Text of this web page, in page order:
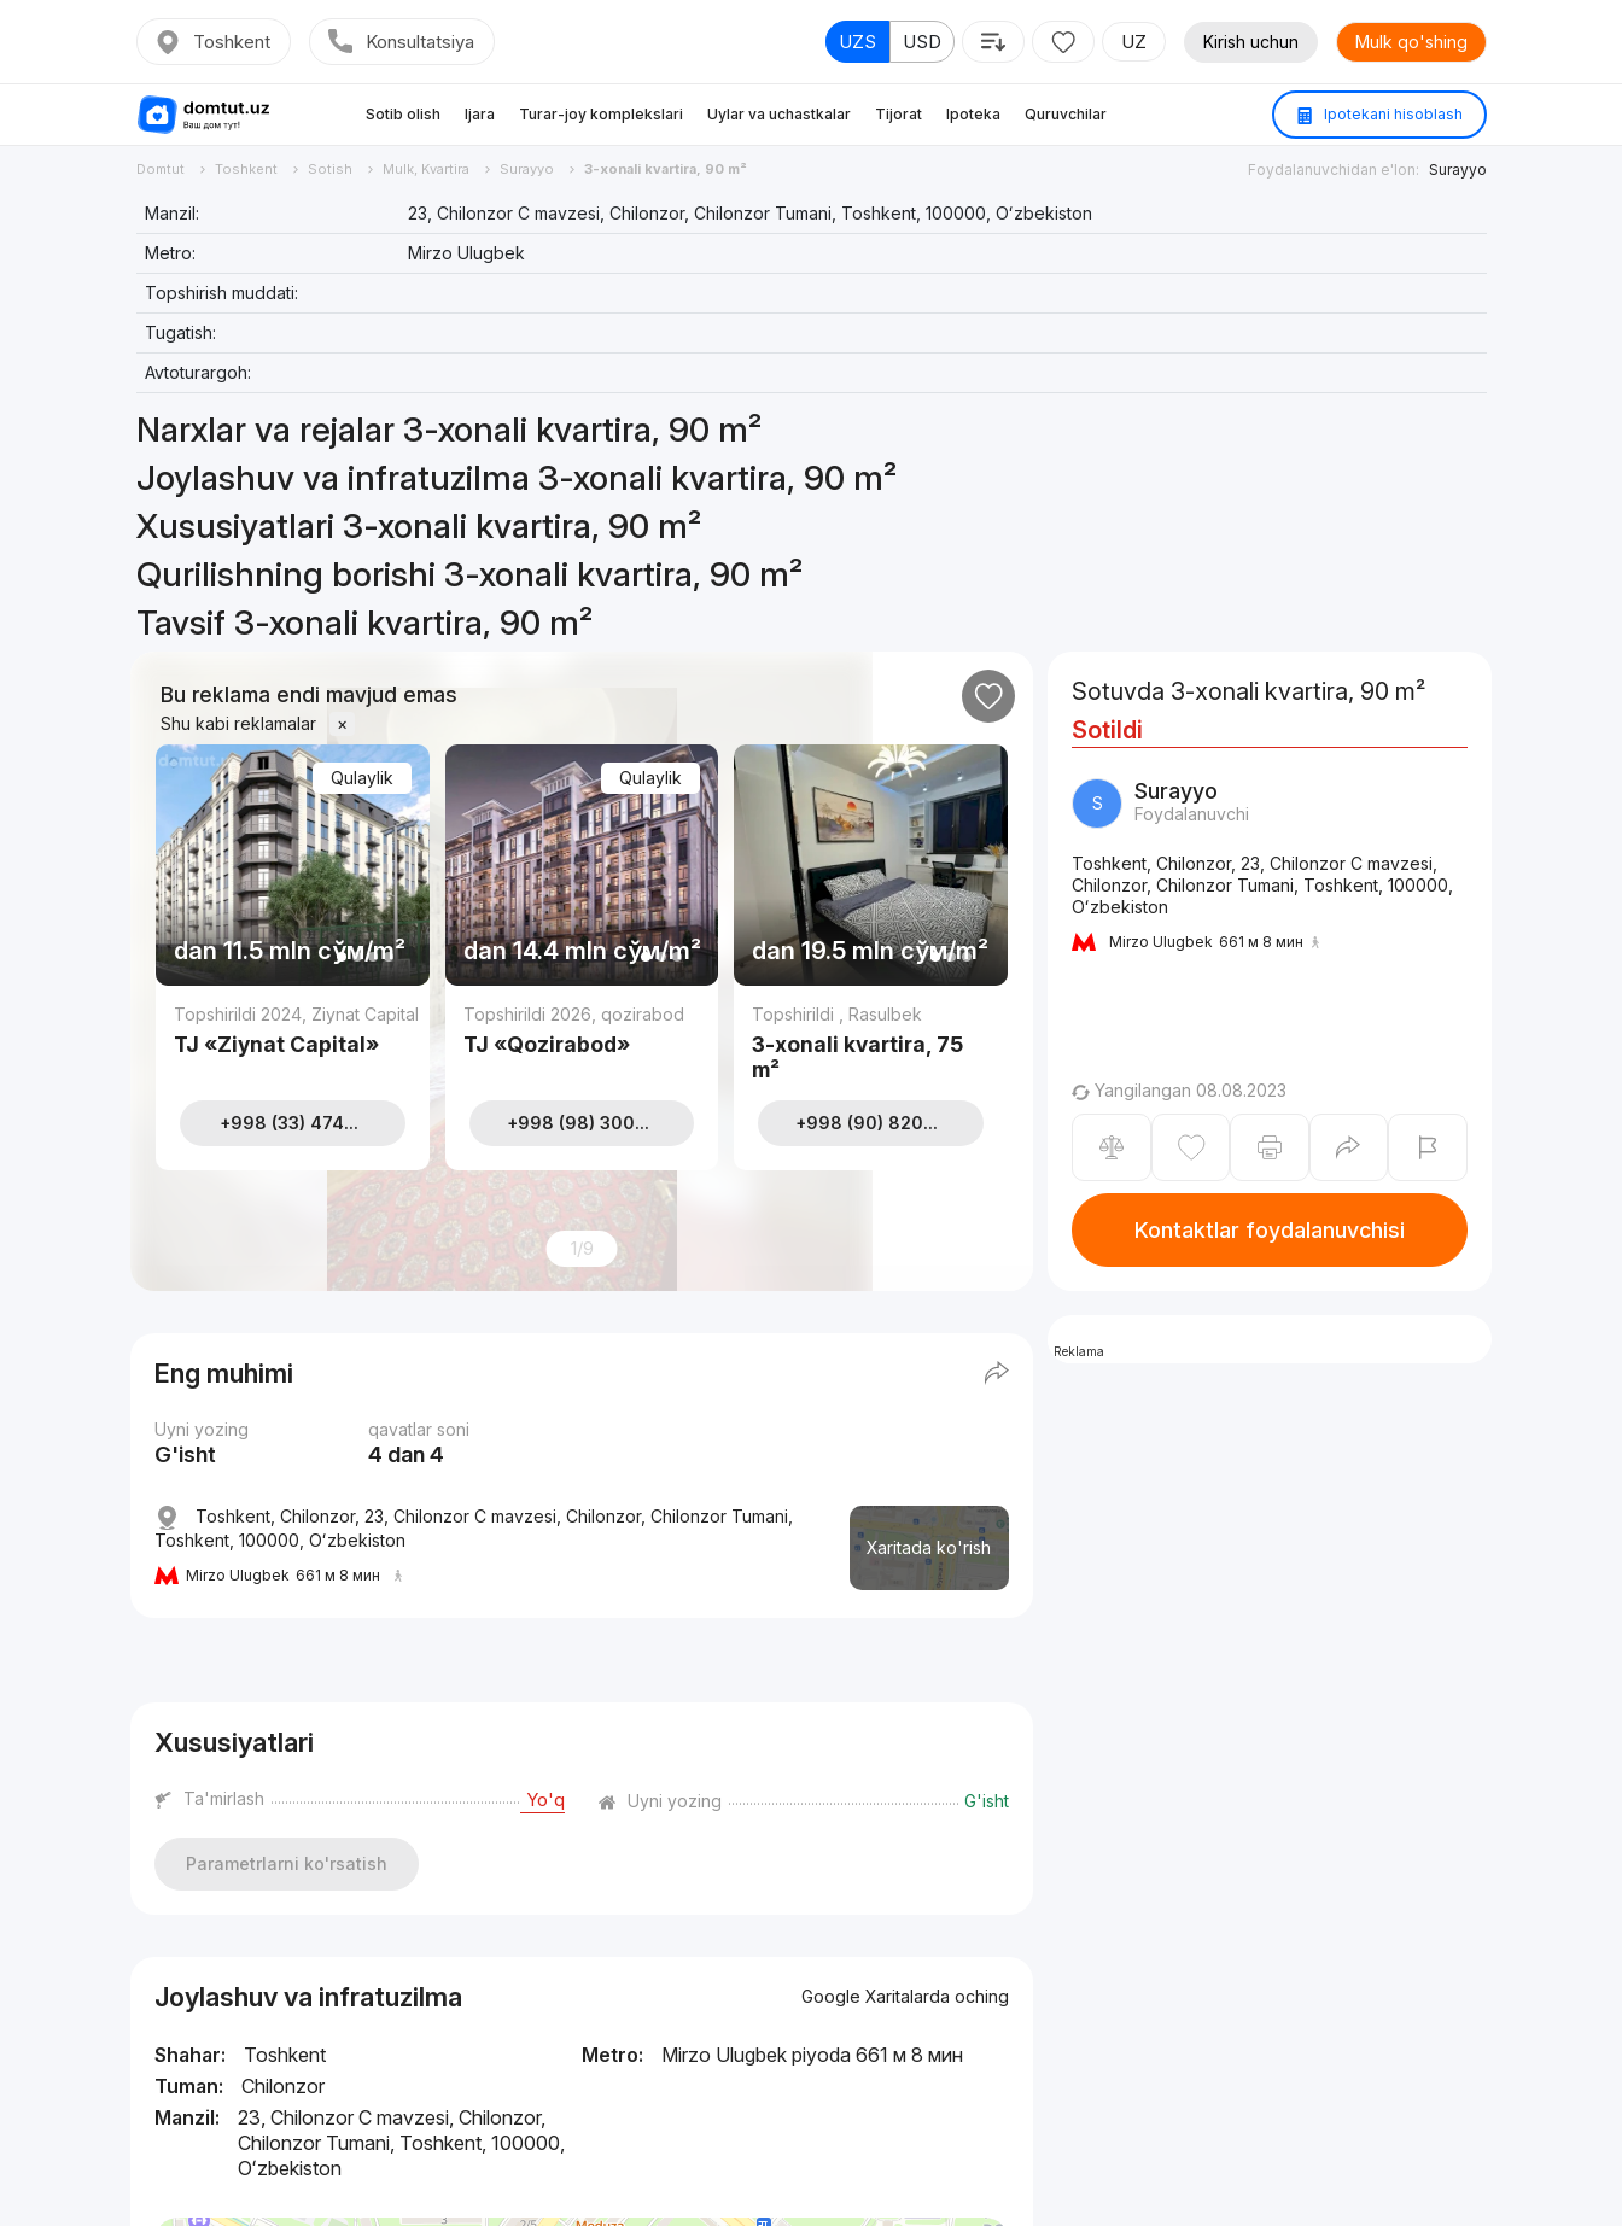
Toshkent Konsultatsiya UZS USD UZ Kirish uchun Mulk qo'shing
Sotib olish Ijara Turar-joy komplekslari Uylar va uchastkalar Tijorat Ipoteka Quruvchilar Ipotekani hisoblash
Domtut Toshkent Sotish Mulk, Kvartira Surayyo 3-xonali kvartira, 90 m² Foydalanuvchidan e'lon: Surayyo
Manzil:
23, Chilonzor C mavzesi, Chilonzor, Chilonzor Tumani, Toshkent, 100000, Oʻzbekiston
Metro:
Mirzo Ulugbek
Topshirish muddati:
Tugatish:
Avtoturargoh:
Narxlar va rejalar 3-xonali kvartira, 90 m²
Joylashuv va infratuzilma 3-xonali kvartira, 90 m²
Xususiyatlari 3-xonali kvartira, 90 m²
Qurilishning borishi 3-xonali kvartira, 90 m²
Tavsif 3-xonali kvartira, 90 m²
Bu reklama endi mavjud emas
Shu kabi reklamalar ×
Qulaylik
dan11.5 mln сўм/m²
Topshirildi 2024 Ziynat Capital
TJ «Ziynat Capital»
+998 (33) 474...
Qulaylik
dan14.4 mln сўм/m²
Topshirildi 2026 qozirabod
TJ «Qozirabod»
+998 (98) 300...
dan19.5 mln сўм/m²
Topshirildi Rasulbek
3-xonali kvartira, 75
m²
+998 (90) 820...
1/9
Eng muhimi
Uyni yozing
G'isht
qavatlar soni
4 dan 4
Xaritada ko'rish
Toshkent, Chilonzor, 23, Chilonzor C mavzesi, Chilonzor, Chilonzor Tumani,
Toshkent, 100000, Oʻzbekiston
Mirzo Ulugbek 661 м 8 мин
Xususiyatlari
Ta'mirlash Yo'q Uyni yozing G'isht
Parametrlarni ko'rsatish
Joylashuv va infratuzilma Google Xaritalarda oching
Shahar:
Toshkent
Tuman:
Chilonzor
Manzil:
23, Chilonzor C mavzesi, Chilonzor,
Chilonzor Tumani, Toshkent, 100000,
Oʻzbekiston
Metro: Mirzo Ulugbek piyoda 661 м 8 мин
Sotuvda 3-xonali kvartira, 90 m²
Sotildi
S Surayyo
Foydalanuvchi
Toshkent, Chilonzor, 23, Chilonzor C mavzesi,
Chilonzor, Chilonzor Tumani, Toshkent, 100000,
Oʻzbekiston
Mirzo Ulugbek 661 м 8 мин
Yangilangan 08.08.2023
Kontaktlar foydalanuvchisi
Reklama